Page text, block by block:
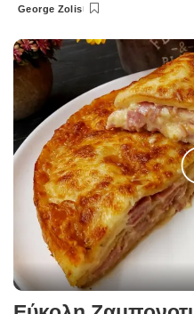
Posted
George Zolis